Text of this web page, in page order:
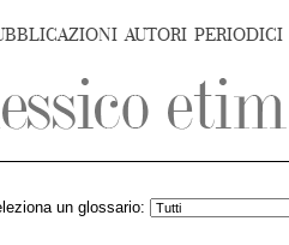
AUTORI PERIODICI
un glossario: